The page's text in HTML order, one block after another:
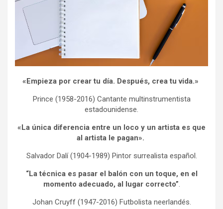
«Empieza por crear tu día. Después, crea tu vida.»
Prince (1958-2016) Cantante multinstrumentista
estadounidense.
«La única diferencia entre un loco y un artista es que
al artista le pagan».
Salvador Dalí (1904-1989) Pintor surrealista español.
“La técnica es pasar el balón con un toque, en el
momento adecuado, al lugar correcto”.
Johan Cruyff (1947-2016) Futbolista neerlandés.